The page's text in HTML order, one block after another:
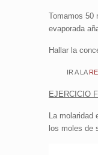
Tomamos 50
evaporada
Hallar la
IR A LA
EJERCICIO
La molaridad
los moles de